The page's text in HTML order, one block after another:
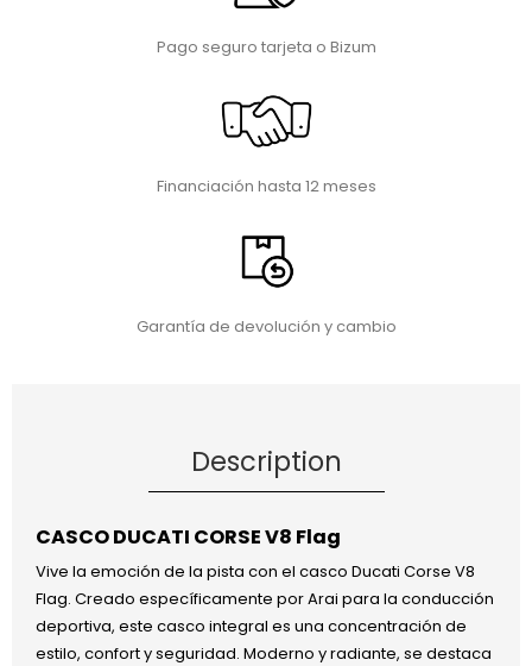
Pago seguro tarjeta o Bizum
Financiación hasta 12 meses
Garantía de devolución y cambio
Description
CASCO DUCATI CORSE V8 Flag
Vive la emoción de la pista con el casco Ducati Corse V8
Flag. Creado específicamente por Arai para la conducción
deportiva, este casco integral es una concentración de
estilo, confort y seguridad. Moderno y radiante, se destaca